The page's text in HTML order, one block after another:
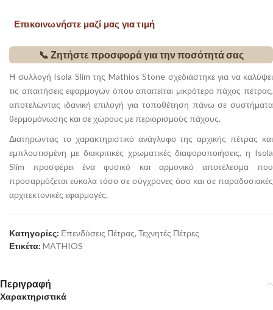
Επικοινωνήστε μαζί μας για τιμή
📞 Ζητήστε προσφορά για την ποσότητά σας
Η συλλογή Isola Slim της Mathios Stone σχεδιάστηκε για να καλύψει
τις απαιτήσεις εφαρμογών όπου απαιτείται μικρότερο πάχος πέτρας,
αποτελώντας ιδανική επιλογή για τοποθέτηση πάνω σε συστήματα
θερμομόνωσης και σε χώρους με περιορισμούς πάχους.
Διατηρώντας το χαρακτηριστικό ανάγλυφο της αρχικής πέτρας και
εμπλουτισμένη με διακριτικές χρωματικές διαφοροποιήσεις, η Isola
Slim προσφέρει ένα φυσικό και αρμονικό αποτέλεσμα που
προσαρμόζεται εύκολα τόσο σε σύγχρονες όσο και σε παραδοσιακές
αρχιτεκτονικές εφαρμογές.
Κατηγορίες: Επενδύσεις Πέτρας, Τεχνητές Πέτρες
Ετικέτα: MATHIOS
Περιγραφή
Χαρακτηριστικά